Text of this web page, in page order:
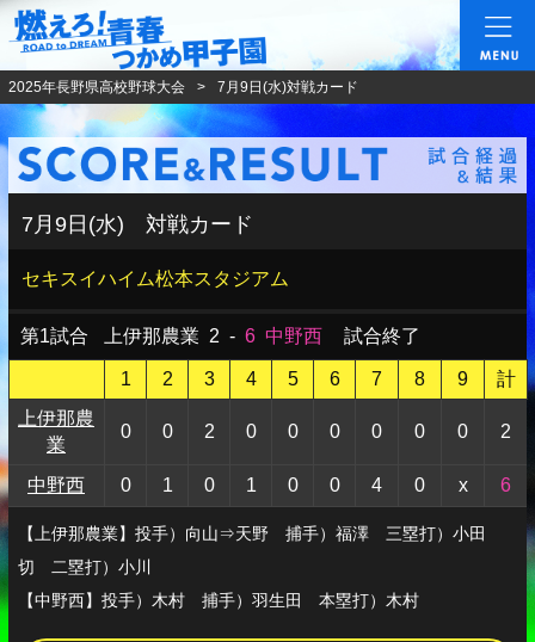
燃えろ!青春 つかめ
2025年長野県高校野球大会 7月9日(水)対戦カード
7月9日(水) 対戦カード
セキスイハイム松本スタジアム
第1試合 上伊那農業 2 - 6 中野西 試合終了
1 2 3 4 5 6 7 8 9
計
上伊那農
業
0 0 2 0 0 0 0 0 0 2
中野西 0 1 0 1 0 0 4 0 x 6
【上伊那農業】投手）向山⇒天野 捕手）福澤 三塁打）小田
切 二塁打）小川
【中野西】投手）木村 捕手）羽生田 本塁打）木村